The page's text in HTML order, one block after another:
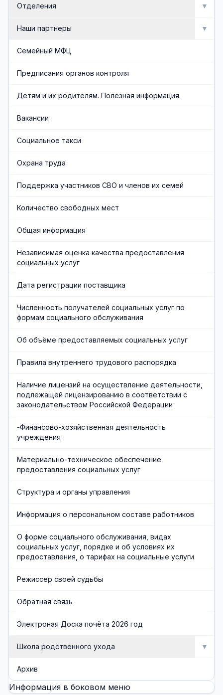
Активное долголетие
Об организации
Сведения об организации
Доска почета
Документы
Административная служба
Обеспечивающая служба
Учредители организации
Отделения ▼
Отделение социальной реабилитации инвалидов
Отделение профилактики безнадзорности и
организационного обеспечения
граждан пожилого возраста и инвалидов
Наши партнеры ▼
Попечительский совет
Общественные организации
Социальные партнеры
Семейный МФЦ
Предписания органов контроля
Детям и их родителям. Полезная информация.
Вакансии
Социальное такси
Охрана труда
Поддержка участников СВО и членов их семей
Количество свободных мест
Общая информация
Независимая оценка качества предоставления
социальных услуг
Дата регистрации поставщика
Численность получателей социальных услуг по
формам социального обслуживания
Об объёме предоставляемых социальных услуг
Правила внутреннего трудового распорядка
Наличие лицензий на осуществление деятельности,
подлежащей лицензированию в соответствии с
законодательством Российской Федерации
-Финансово-хозяйственная деятельность
учреждения
Материально-техническое обеспечение
предоставления социальных услуг
Структура и органы управления
Информация о персональном составе работников
О форме социального обслуживания, видах
социальных услуг, порядке и об условиях их
предоставления, о тарифах на социальные услуги
Режиссер своей судьбы
Обратная связь
Электроная Доска почёта 2026 год
Школа родственного ухода ▼
Школа родственного ухода
Занятия
Архив
Информация в боковом меню